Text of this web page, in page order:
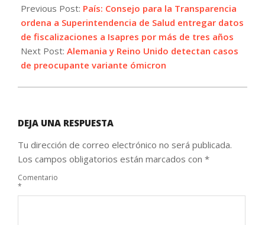
11-
27
Previous Post: País: Consejo para la Transparencia
ordena a Superintendencia de Salud entregar datos
de fiscalizaciones a Isapres por más de tres años
Next Post: Alemania y Reino Unido detectan casos
de preocupante variante ómicron
DEJA UNA RESPUESTA
Tu dirección de correo electrónico no será publicada.
Los campos obligatorios están marcados con *
Comentario
*